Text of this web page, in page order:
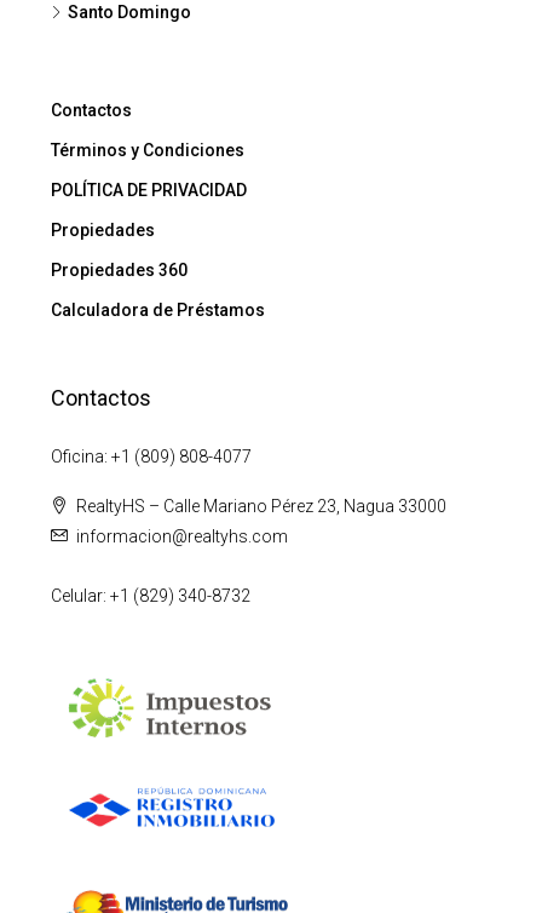
Santo Domingo
Contactos
Términos y Condiciones
POLÍTICA DE PRIVACIDAD
Propiedades
Propiedades 360
Calculadora de Préstamos
Contactos
Oficina: +1 (809) 808-4077
RealtyHS – Calle Mariano Pérez 23, Nagua 33000
informacion@realtyhs.com
Celular: +1 (829) 340-8732